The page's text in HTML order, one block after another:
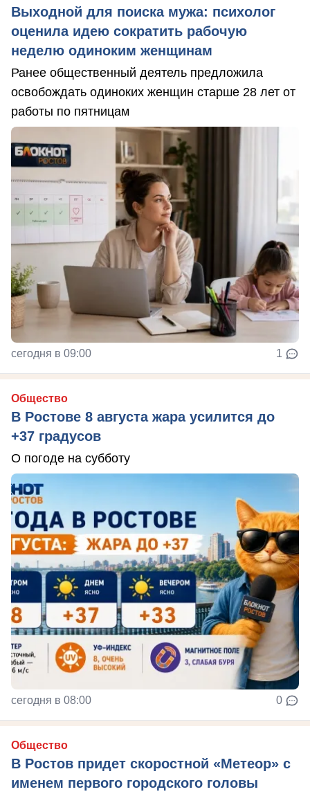
Выходной для поиска мужа: психолог
оценила идею сократить рабочую
неделю одиноким женщинам
Ранее общественный деятель предложила
освобождать одиноких женщин старше 28 лет от
работы по пятницам
сегодня в 09:00 1
Общество
В Ростове 8 августа жара усилится до
+37 градусов
О погоде на субботу
сегодня в 08:00 0
Общество
В Ростов придет скоростной «Метеор» с
именем первого городского головы